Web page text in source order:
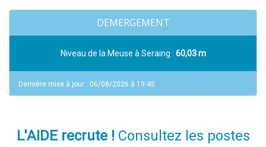
DEMERGEMENT
Niveau de la Meuse à Seraing : 60,03 m
Dernière mise à jour : 06/08/2026 à 19:45
L'AIDE recrute !Consultez les postes